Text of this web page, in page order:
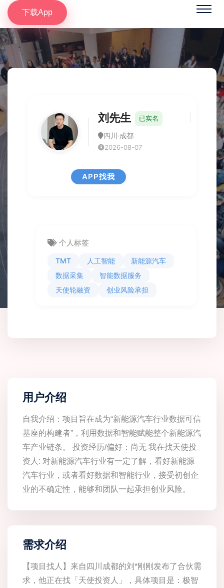
下载App
刘先生 已实名
四川·成都
2026-08-07
APP找我
个人标签
TMT 人工智能
新能源汽车
数据采集
智能数据服务
天使轮融资
创业风险承担
用户介绍
自我介绍：项目旨在成为“新能源汽车行业数据可信
基座的构建者”，利用数据和智能赋能整个新能源汽
车产业链条。 投资经历/偏好：尚无 我在找天使投
资人: 对新能源汽车行业有一定了解，看好新能源
汽车行业，或者看好数据和智能行业，接受初创企
业的不确定性，能够和团队一起承担创业风险。
需求介绍
【项目找人】来自四川成都的刘*刚刚发布了合伙需
求，他正在找「天使投资人」，具体项目是：极智